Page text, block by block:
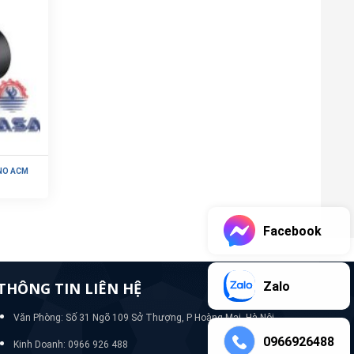
ACM
TIN LIÊN HỆ
Văn Phòng: Số 31 Ngõ 109 Sở Thượng, P Hoàng Mai, Hà Nội
Kinh Doanh: 0966 926 488
Facebook
Zalo
0966926488